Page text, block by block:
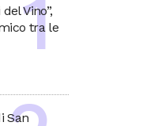
Vino”,
tra le
San